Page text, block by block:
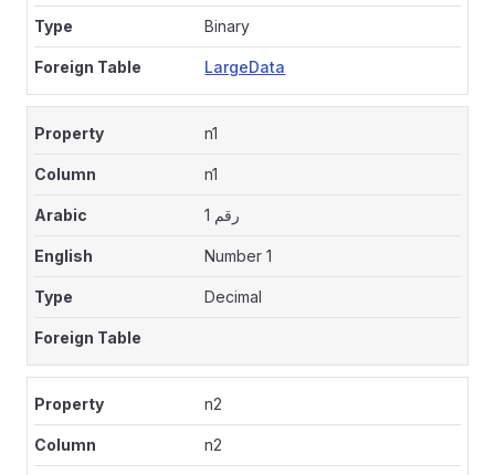
Binary
LargeData
n1
n1
رقم 1
Number 1
Decimal
n2
n2